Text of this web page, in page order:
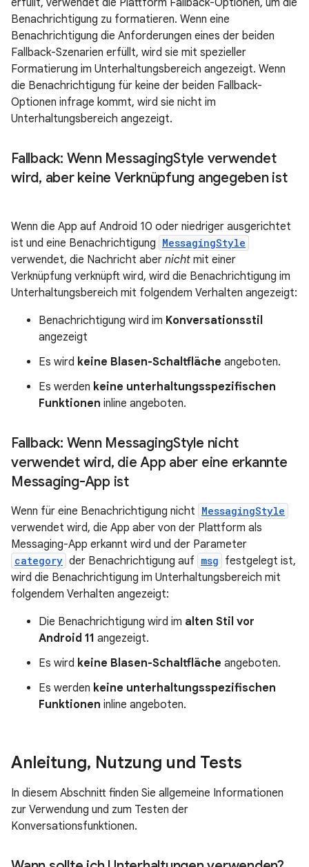
Benachrichtigung zu formatieren. Wenn eine
Benachrichtigung die Anforderungen eines der beiden
Fallback-Szenarien erfüllt, wird sie mit spezieller
Formatierung im Unterhaltungsbereich angezeigt. Wenn
die Benachrichtigung für keine der beiden Fallback-
Optionen infrage kommt, wird sie nicht im
Unterhaltungsbereich angezeigt.
Fallback: Wenn MessagingStyle verwendet
wird, aber keine Verknüpfung angegeben ist
Wenn die App auf Android 10 oder niedriger ausgerichtet
ist und eine Benachrichtigung MessagingStyle
verwendet, die Nachricht aber nicht mit einer
Verknüpfung verknüpft wird, wird die Benachrichtigung im
Unterhaltungsbereich mit folgendem Verhalten angezeigt:
Benachrichtigung wird im Konversationsstil
angezeigt
Es wird keine Blasen-Schaltfläche angeboten.
Es werden keine unterhaltungsspezifischen
Funktionen inline angeboten.
Fallback: Wenn MessagingStyle nicht
verwendet wird, die App aber eine erkannte
Messaging-App ist
Wenn für eine Benachrichtigung nicht MessagingStyle
verwendet wird, die App aber von der Plattform als
Messaging-App erkannt wird und der Parameter
category der Benachrichtigung auf msg festgelegt ist,
wird die Benachrichtigung im Unterhaltungsbereich mit
folgendem Verhalten angezeigt:
Die Benachrichtigung wird im alten Stil vor
Android 11 angezeigt.
Es wird keine Blasen-Schaltfläche angeboten.
Es werden keine unterhaltungsspezifischen
Funktionen inline angeboten.
Anleitung, Nutzung und Tests
In diesem Abschnitt finden Sie allgemeine Informationen
zur Verwendung und zum Testen der
Konversationsfunktionen.